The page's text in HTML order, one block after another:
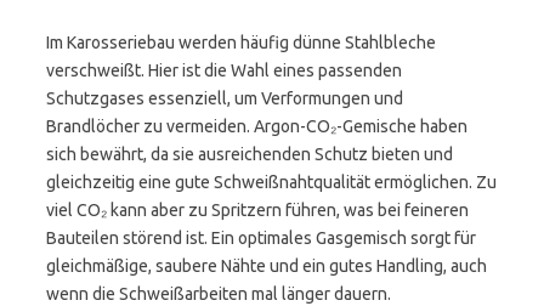
Im Karosseriebau werden häufig dünne Stahlbleche
verschweißt. Hier ist die Wahl eines passenden
Schutzgases essenziell, um Verformungen und
Brandlöcher zu vermeiden. Argon-CO₂-Gemische haben
sich bewährt, da sie ausreichenden Schutz bieten und
gleichzeitig eine gute Schweißnahtqualität ermöglichen. Zu
viel CO₂ kann aber zu Spritzern führen, was bei feineren
Bauteilen störend ist. Ein optimales Gasgemisch sorgt für
gleichmäßige, saubere Nähte und ein gutes Handling, auch
wenn die Schweißarbeiten mal länger dauern.